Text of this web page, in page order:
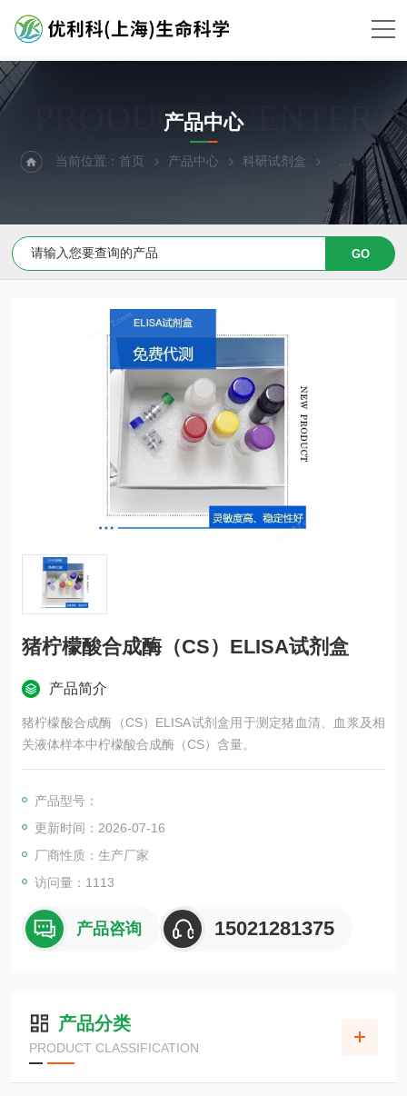
PRODUCTS CENTER
产品中心
当前位置：首页 产品中心 科研试剂盒 ELISA试剂盒
猪柠檬酸合成酶（CS）ELISA试剂盒
产品简介
猪柠檬酸合成酶（CS）ELISA试剂盒用于测定猪血清、血浆及相
关液体样本中柠檬酸合成酶（CS）含量。
产品型号：
更新时间：2026-07-16
厂商性质：生产厂家
访问量：1113
产品咨询 15021281375
产品分类
PRODUCT CLASSIFICATION